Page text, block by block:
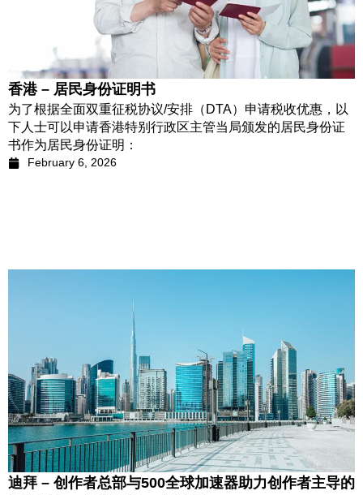
香港 – 居民身份证明书
为了根据全面双重征税协议/安排（DTA）申请税收优惠，以
下人士可以申请香港特别行政区主管当局颁发的居民身份证
书作为居民身份证明：
February 6, 2026
迪拜 – 创作者总部与500全球加速器助力创作者主导的